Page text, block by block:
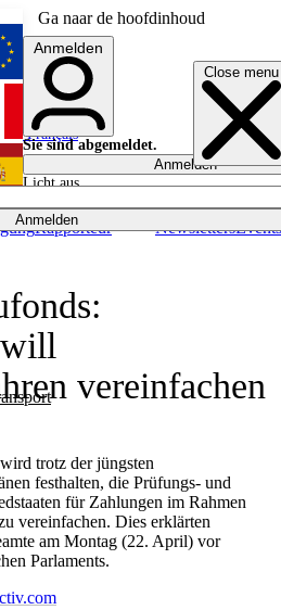
Ga naar de hoofdinhoud
Close menu
Anmelden
Rapporteur NewslettersEvents
English
Français
Anmelden
Sie sind abgemeldet.
Anmelden
Licht aus
vereinfachen
trotz der jüngsten
festhalten, die Prüfungs- und
für Zahlungen im Rahmen
vereinfachen. Dies erklärten
am Montag (22. April) vor
Parlaments.